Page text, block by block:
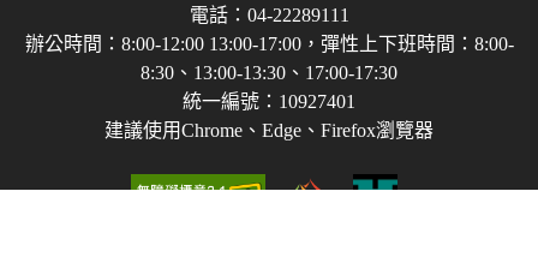
電話：04-22289111
辦公時間：8:00-12:00 13:00-17:00，彈性上下班時間：8:00-
8:30、13:00-13:30、17:00-17:30
統一編號：10927401
建議使用Chrome、Edge、Firefox瀏覽器